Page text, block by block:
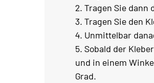
2. Tragen Sie dann
3. Tragen Sie den
4. Unmittelbar
5. Sobald der
und in einem
Grad.